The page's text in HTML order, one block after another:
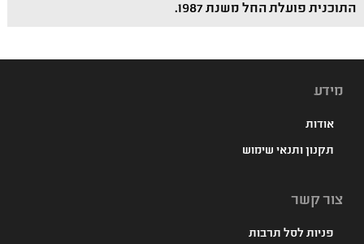
התוכנית פועלת החל משנת 1987.
מידע
אודות
תקנון ותנאי שימוש
צור קשר
פניות לסל תרבות